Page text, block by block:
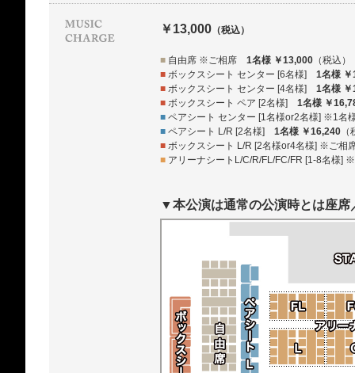
￥13,000 （税込）
■ 自由席 ※ご相席 1名様 ￥13,000 （税込）
■ ボックスシート センター [6名様] 1名様
■ ボックスシート センター [4名様] 1名様
■ ボックスシート ペア [2名様] 1名様 ￥
■ ペアシート センター [1名様or2名様] ※1
■ ペアシート L/R [2名様] 1名様 ￥16,240
■ ボックスシート L/R [2名様or4名様] ※ご
■ アリーナシートL/C/R/FL/FC/FR [1-8名様
▼本公演は通常の公演時とは座席